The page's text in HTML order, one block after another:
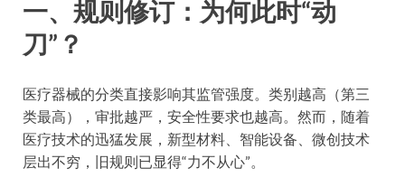
一、规则修订：为何此时“动
刀”？
医疗器械的分类直接影响其监管强度。类别越高（第三
类最高），审批越严，安全性要求也越高。然而，随着
医疗技术的迅猛发展，新型材料、智能设备、微创技术
层出不穷，旧规则已显得“力不从心”。